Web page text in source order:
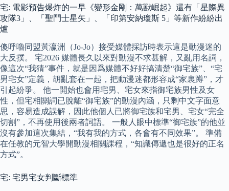
宅: 電影預告爆炸的一早《變形金剛：萬獸崛起》還有「星際異
攻隊3」、「聖鬥士星矢」、「印第安納瓊斯 5」等新作紛紛出
爐
傻呼嚕同盟黃瀛洲（Jo-Jo）接受媒體採訪時表示這是動漫迷的
大反撲。 宅2026 媒體長久以來對動漫不求甚解，又亂用名詞，
像這次“我猜”事件，就是因爲媒體不好好搞清楚“御宅族”、“宅
男宅女”定義，胡亂套在一起，把動漫迷都形容成“家裏蹲”，才
引起紛爭。 他一開始也會用宅男、宅女來指御宅族男性及女
性，但宅相關詞已脫離“御宅族”的動漫內涵，只剩中文字面意
思，容易造成誤解，因此他個人已將御宅族和宅男、宅女“完全
切割”，不再使用後兩者詞語。 一般人眼中標準“御宅族”的他並
沒有參加這次集結，“我有我的方式，各會有不同效果”。 準備
在任教的元智大學開動漫相關課程，“知識傳遞也是很好的正名
方式”。
宅: 宅男宅女判斷標準